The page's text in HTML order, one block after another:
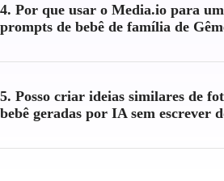
4. Por que usar o Media.io para
prompts de bebê de família de
5. Posso criar ideias similares de
bebê geradas por IA sem escrever